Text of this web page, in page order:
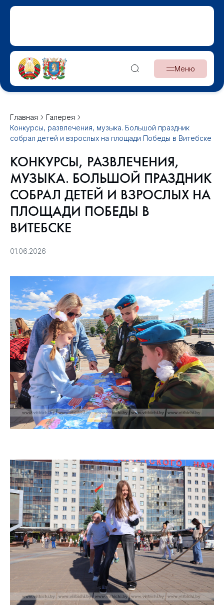
Меню
Главная
Галерея
Конкурсы, развлечения, музыка. Большой праздник
собрал детей и взрослых на площади Победы в Витебске
КОНКУРСЫ, РАЗВЛЕЧЕНИЯ,
МУЗЫКА. БОЛЬШОЙ ПРАЗДНИК
СОБРАЛ ДЕТЕЙ И ВЗРОСЛЫХ НА
ПЛОЩАДИ ПОБЕДЫ В
ВИТЕБСКЕ
01.06.2026